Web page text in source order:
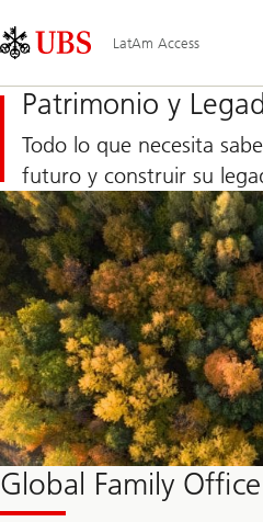
Links
Area
LatAm Access
Patrimonio y
Todo lo que necesita
futuro y construir su
Global Family